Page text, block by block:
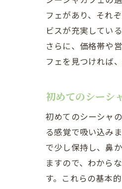
フェがあり、それ
ビスが充実してい
さらに、価格帯や
フェを見つければ
初めてのシーシ
初めてのシーシャ
る感覚で吸い込み
で少し保持し、鼻
ますので、わから
す。これらの基本